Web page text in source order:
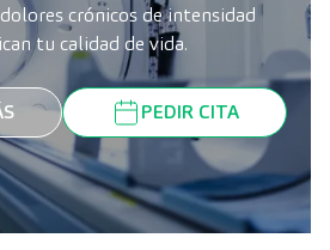
crónicos de intensidad
tu calidad de vida.
PEDIR CITA